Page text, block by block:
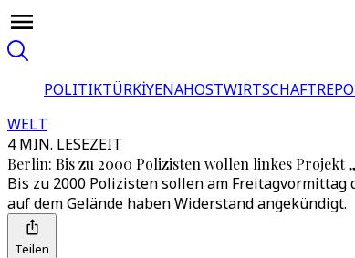
POLITIKTÜRKİYENAHOSTWIRTSCHAFT
WELT
4 MIN. LESEZEIT
Berlin: Bis zu 2000 Polizisten wollen linkes Projekt
Bis zu 2000 Polizisten sollen am
auf dem Gelände haben Widerstand angekündigt.
Teilen